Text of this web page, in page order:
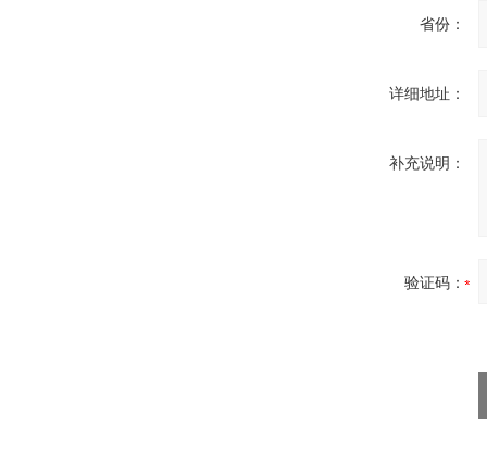
省份：
详细地址：
补充说明：
验证码：